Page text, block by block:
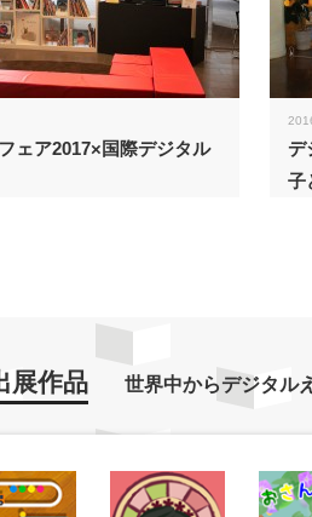
ェア2017×国際デジタル
デ
子
展作品 世界中からデジタル